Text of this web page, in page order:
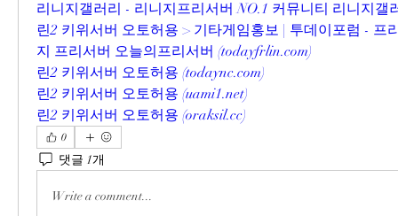
리니지갤러리 - 리니지프리서버 NO.1 커뮤니티 리니지갤
린2 키위서버 오토허용 > 기타게임홍보 | 투데이포럼 - 프
지 프리서버 오늘의프리서버 (todayfrlin.com)
린2 키위서버 오토허용 (todaync.com)
린2 키위서버 오토허용 (uami1.net)
린2 키위서버 오토허용 (oraksil.cc)
0
댓글 1개
Write a comment...